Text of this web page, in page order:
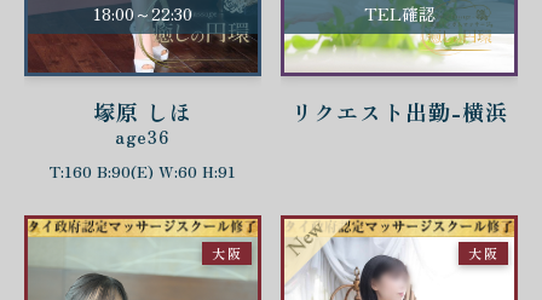
18:00～22:30
塚原 しほ
age36
T:160 B:90(E) W:60 H:91
TEL確認
リクエスト出勤-横浜
大阪 大阪